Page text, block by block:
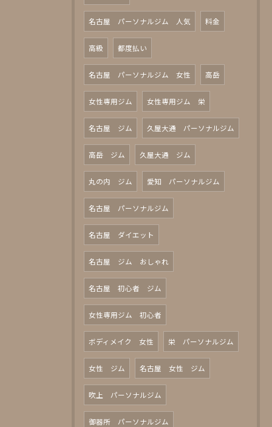
名古屋 パーソナルジム 人気 料金
高級 都度払い
名古屋 パーソナルジム 女性 高岳
女性専用ジム 女性専用ジム 栄
名古屋 ジム 久屋大通 パーソナルジム
高岳 ジム 久屋大通 ジム
丸の内 ジム 愛知 パーソナルジム
名古屋 パーソナルジム
名古屋 ダイエット
名古屋 ジム おしゃれ
名古屋 初心者 ジム
女性専用ジム 初心者
ボディメイク 女性 栄 パーソナルジム
女性 ジム 名古屋 女性 ジム
吹上 パーソナルジム
御器所 パーソナルジム